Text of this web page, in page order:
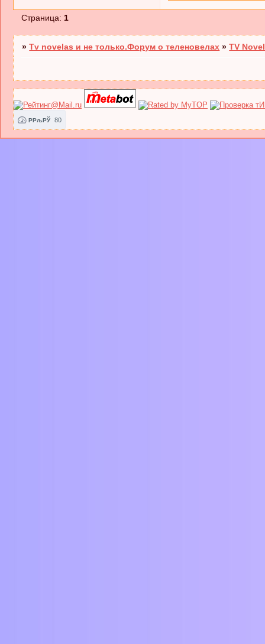
Страница:1
»Tv novelas и не только.Форум о теленовелах »TV
РРљРЎ 80